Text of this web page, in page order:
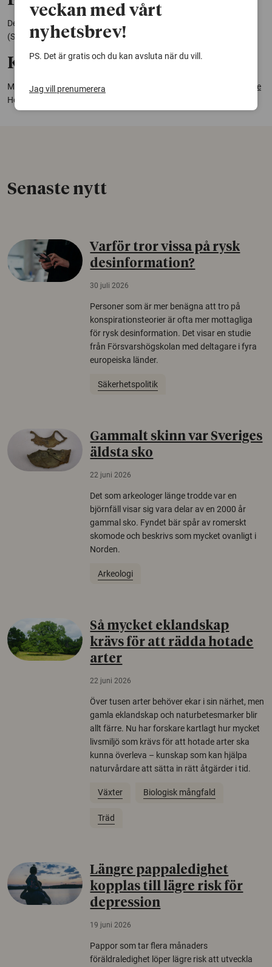
De prover som analyserats tillhör Svensk Kärnbränslehantering AB
(SKB).
Kontakt:
Mikael Tillberg, doktorand, Linnéuniversitetet,
mikael.tillberg@lnu.se
Henrik Drake,
Senaste nytt
Varför tror vissa på rysk
desinformation?
30 juli 2026
Personer som är mer benägna att tro på
konspirationsteorier är ofta mer mottagliga
för rysk desinformation. Det visar en studie
från Försvarshögskolan med deltagare i fyra
europeiska länder.
Säkerhetspolitik
Gammalt skinn var Sveriges
äldsta sko
22 juni 2026
Det som arkeologer länge trodde var en
björnfäll visar sig vara delar av en 2000 år
gammal sko. Fyndet bär spår av romerskt
skomode och beskrivs som mycket ovanligt i
Norden.
Arkeologi
Så mycket eklandskap
krävs för att rädda hotade
arter
22 juni 2026
Över tusen arter behöver ekar i sin närhet, men
gamla eklandskap och naturbetesmarker blir
allt färre. Nu har forskare kartlagt hur mycket
livsmiljö som krävs för att hotade arter ska
kunna överleva – kunskap som kan hjälpa
naturvårdare att sätta in rätt åtgärder i tid.
Växter Biologisk mångfald
Träd
Längre pappaledighet
kopplas till lägre risk för
depression
19 juni 2026
Pappor som tar flera månaders
föräldraledighet löper lägre risk att utveckla
veckan med vårt
nyhetsbrev!
PS. Det är gratis och du kan avsluta när du vill.
Jag vill prenumerera